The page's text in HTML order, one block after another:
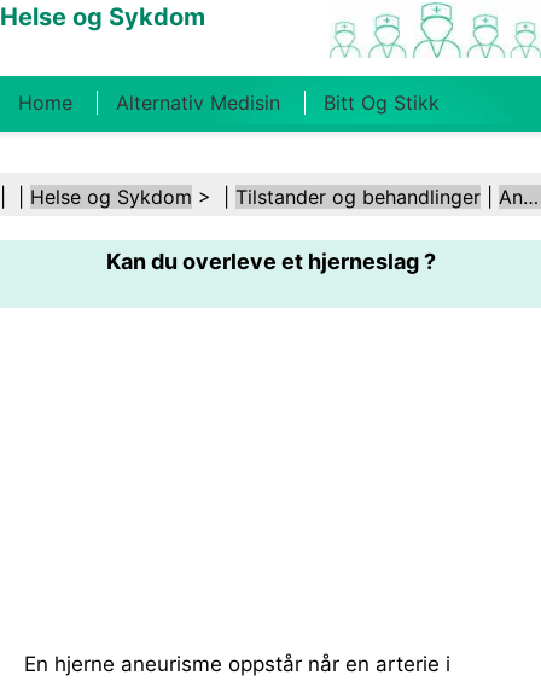
Helse og Sykdom
Home Alternativ Medisin Bitt Og Stikk
Kosthold Og Ernæring Familiehelse
Helsebransjen Psykisk Helse Folkehelse Og
Sikkerhet Kirurgi Og Prosedyrer Helse
Helse og Sykdom > | Tilstander og behandlinger Aneurisme
Kan du overleve et hjerneslag ?
En hjerne aneurisme oppstår når en arterie i